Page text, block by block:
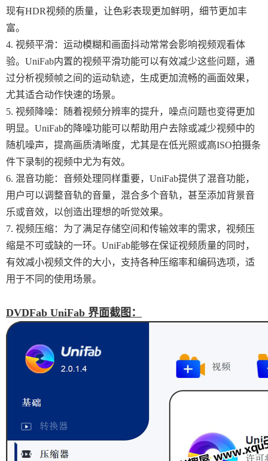
现有HDR视频的质量，让色彩表现更加鲜明，细节更加丰
富。
4. 视频平滑：运动模糊和画面抖动常常会影响视频观看体
验。UniFab内置的视频平滑功能可以有效减少这些问题，通
过分析视频帧之间的运动轨迹，生成更加流畅的画面效果，
尤其适合动作快速的场景。
5. 视频降噪：随着视频分辨率的提升，噪点问题也变得更加
明显。UniFab的降噪功能可以帮助用户去除或减少视频中的
随机噪声，提高画质清晰度，尤其是在低光照或高ISO拍摄条
件下录制的视频中尤为有效。
6. 混音功能：音频处理同样重要，UniFab提供了混音功能，
用户可以调整音轨的音量，混合多个音轨，甚至添加背景音
乐或音效，以创造出理想的听觉效果。
7. 视频压缩：为了满足存储空间和传输效率的需求，视频压
缩是不可或缺的一环。UniFab能够在保证视频质量的同时，
有效减小视频文件的大小，支持各种压缩率和编码选项，适
用于不同的使用场景。
DVDFab UniFab 界面截图：